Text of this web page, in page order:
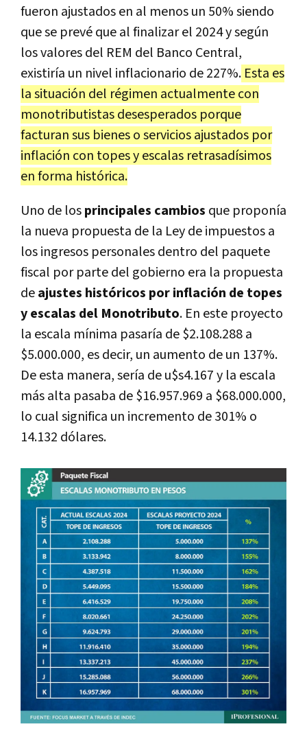
fueron ajustados en al menos un 50% siendo
que se prevé que al finalizar el 2024 y según
los valores del REM del Banco Central,
existiría un nivel inflacionario de 227%. Esta es
la situación del régimen actualmente con
monotributistas desesperados porque
facturan sus bienes o servicios ajustados por
inflación con topes y escalas retrasadísimos
en forma histórica.
Uno de losprincipales cambios que proponía
la nueva propuesta de la Ley de impuestos a
los ingresos personales dentro del paquete
fiscal por parte del gobierno era la propuesta
deajustes históricos por inflación de topes
y escalas del Monotributo. En este proyecto
la escala mínima pasaría de $2.108.288 a
$5.000.000, es decir, un aumento de un 137%.
De esta manera, sería de u$s4.167 y la escala
más alta pasaba de $16.957.969 a $68.000.000,
lo cual significa un incremento de 301% o
14.132 dólares.